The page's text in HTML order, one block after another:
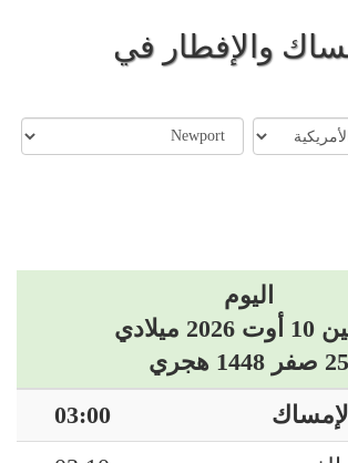
والإفطار في
اليوم
2026 ميلادي
25 صفر 1448 هجري
الإمساك
03:00